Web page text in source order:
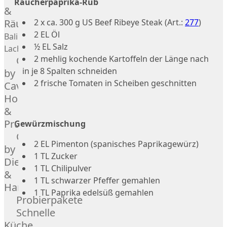
Geflügel
Miéral
Geflügel
Huhn
Hahn
Kapaun
Ente
Perlhuhn
Gans
Kalb
Lamm
Nordsee
Lamm
Französisches
Lamm
Donald
Russell
Rind
Teilstücke
vom
Schwein
Teilstücke
vom
Lamm
Teilstücke
vom
Geflügel
&
Räucherlachs
Balik
Lachs
Caviar
by
Caviar
House
&
Prunier
Caviar
by
Dieckmann
&
Hansen
Probierpakete
Schnelle
2 x ca. 300 g US Beef Ribeye Steak (Art.: 277)
2 EL Öl
½ EL Salz
2 mehlig kochende Kartoffeln der Länge nach
in je 8 Spalten schneiden
2 frische Tomaten in Scheiben geschnitten
Gewürzmischung
2 EL Pimenton (spanisches Paprikagewürz)
1 TL Zucker
1 TL Chilipulver
1 TL schwarzer Pfeffer gemahlen
1 TL Paprika edelsüß gemahlen